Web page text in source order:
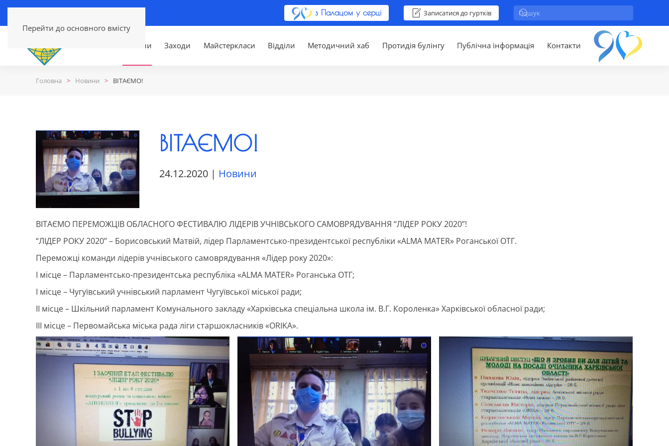
Перейти до основного вмісту
з Палацом у серці Записатися до гуртків
Новини Заходи Майстеркласи Відділи Методичний хаб Протидія булінгу Публічна інформація Контакти
Головна Новини ВІТАЄМО!
ВІТАЄМО!
24.12.2020 | Новини
ВІТАЄМО ПЕРЕМОЖЦІВ ОБЛАСНОГО ФЕСТИВАЛЮ ЛІДЕРІВ УЧНІВСЬКОГО САМОВРЯДУВАННЯ “ЛІДЕР РОКУ 2020”!
“ЛІДЕР РОКУ 2020” – Борисовський Матвій, лідер Парламентсько-президентської республіки «ALMA MATER» Роганської ОТГ.
Переможці команди лідерів учнівського самоврядування «Лідер року 2020»:
І місце – Парламентсько-президентська республіка «ALMA MATER» Роганська ОТГ;
І місце – Чугуївський учнівський парламент Чугуївської міської ради;
ІІ місце – Шкільний парламент Комунального закладу «Харківська спеціальна школа ім. В.Г. Короленка» Харківської обласної ради;
ІІІ місце – Первомайська міська рада ліги старшокласників «ORIKA».